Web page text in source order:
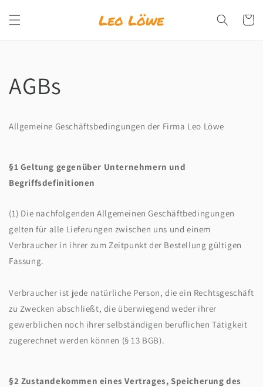
Inhalt
AGBs
Allgemeine Geschäftsbedingungen der Firma Leo Löwe
§1 Geltung gegenüber Unternehmern und
Begriffsdefinitionen
(1) Die nachfolgenden Allgemeinen Geschäftbedingungen
gelten für alle Lieferungen zwischen uns und einem
Verbraucher in ihrer zum Zeitpunkt der Bestellung gültigen
Fassung.
Verbraucher ist jede natürliche Person, die ein Rechtsgeschäft
zu Zwecken abschließt, die überwiegend weder ihrer
gewerblichen noch ihrer selbständigen beruflichen Tätigkeit
zugerechnet werden können (§ 13 BGB).
§2 Zustandekommen eines Vertrages, Speicherung des